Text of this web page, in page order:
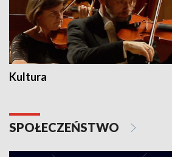
Kultura
SPOŁECZEŃSTWO